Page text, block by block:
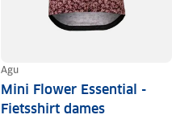
Agu
Mini Flower Essential -
Fietsshirt dames